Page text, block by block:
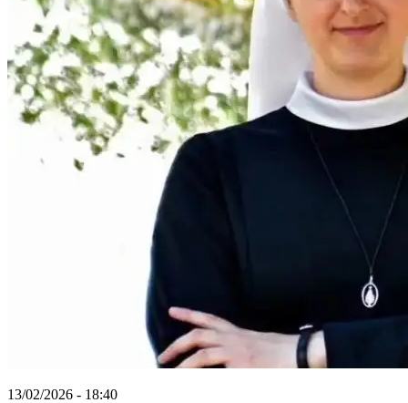
13/02/2026 - 18:40